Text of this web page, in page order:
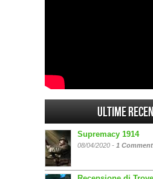
Ultime
Supremacy 1914
08/04/2020 - 1 Comment